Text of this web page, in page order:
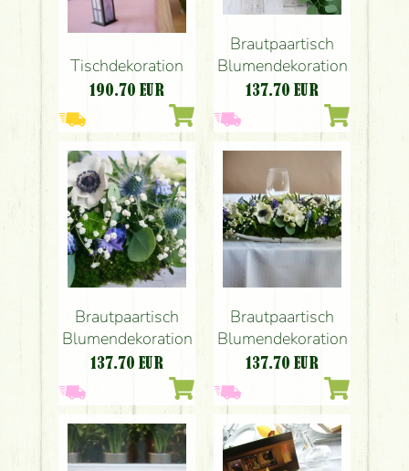
Tischdekoration
190.70 EUR
Brautpaartisch
Blumendekoration
137.70 EUR
Brautpaartisch
Blumendekoration
137.70 EUR
Brautpaartisch
Blumendekoration
137.70 EUR